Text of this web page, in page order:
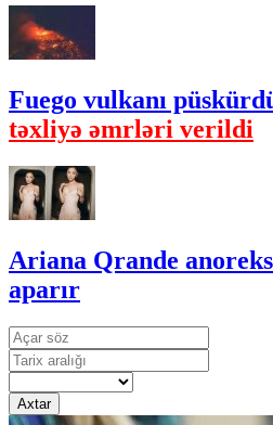
Fuego vulkanı
təxliyə əmrləri verildi
Ariana Qrande
aparır
Axtar